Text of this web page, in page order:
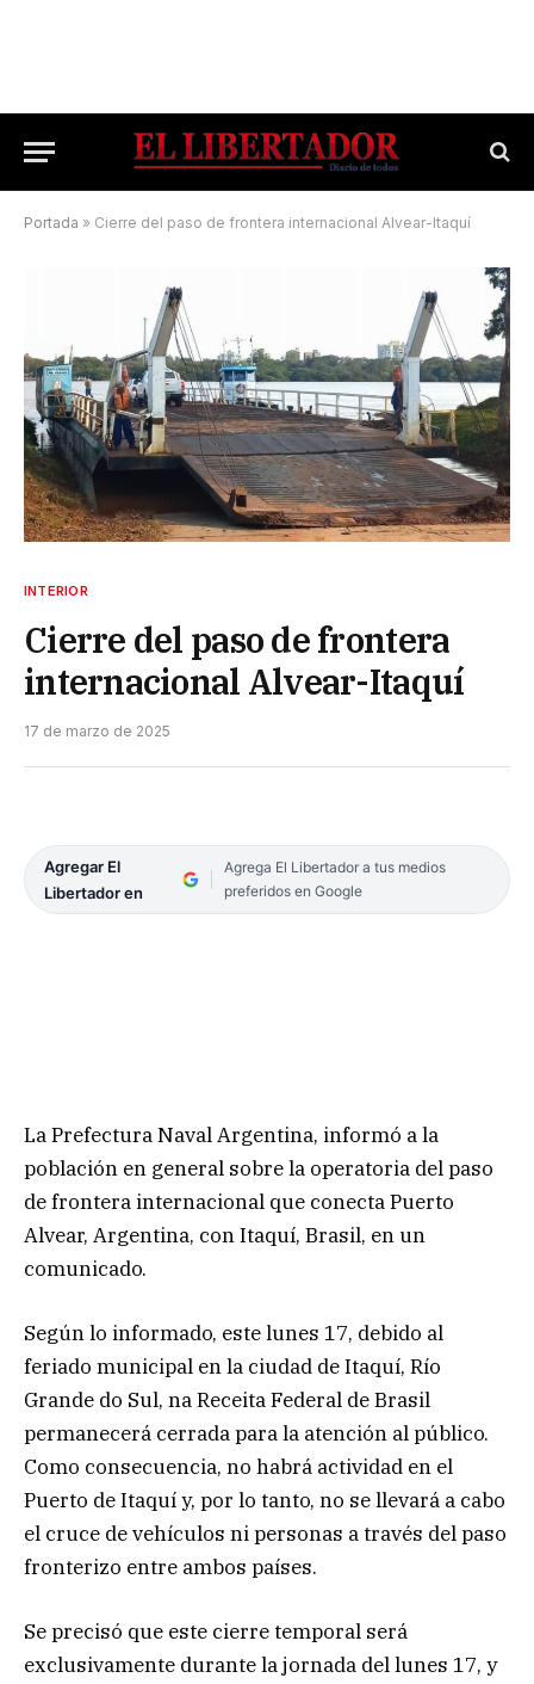
Portada » Cierre del paso de frontera internacional Alvear-Itaquí
INTERIOR
Cierre del paso de frontera
internacional Alvear-Itaquí
17 de marzo de 2025
Agregar El
Libertador en
Agrega El Libertador a tus medios
preferidos en Google
La Prefectura Naval Argentina, informó a la
población en general sobre la operatoria del paso
de frontera internacional que conecta Puerto
Alvear, Argentina, con Itaquí, Brasil, en un
comunicado.
Según lo informado, este lunes 17, debido al
feriado municipal en la ciudad de Itaquí, Río
Grande do Sul, na Receita Federal de Brasil
permanecerá cerrada para la atención al público.
Como consecuencia, no habrá actividad en el
Puerto de Itaquí y, por lo tanto, no se llevará a cabo
el cruce de vehículos ni personas a través del paso
fronterizo entre ambos países.
Se precisó que este cierre temporal será
exclusivamente durante la jornada del lunes 17, y